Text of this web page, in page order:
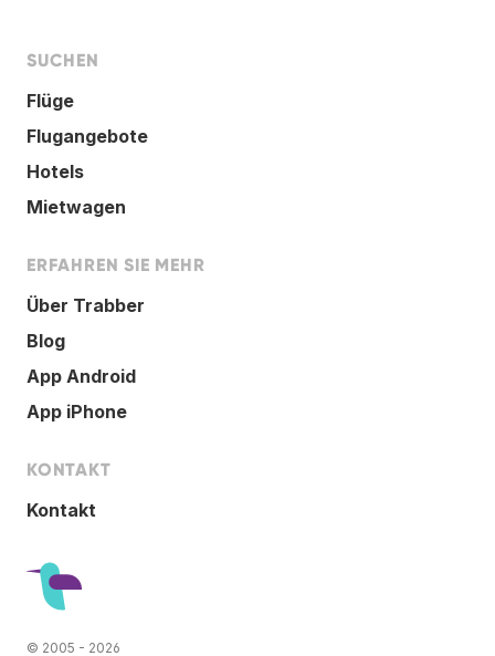
SUCHEN
Flüge
Flugangebote
Hotels
Mietwagen
ERFAHREN SIE MEHR
Über Trabber
Blog
App Android
App iPhone
KONTAKT
Kontakt
© 2005 - 2026